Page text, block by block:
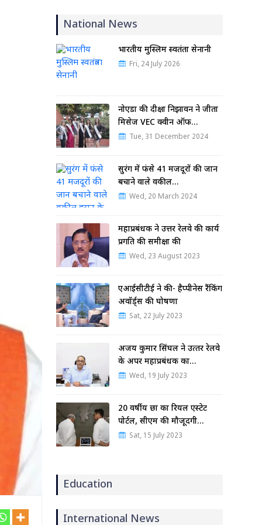
National News
भारतीय मुस्लिम स्वतंत्रता सेनानी
Fri, 24 July 2026
नोएडा की दीक्षा निझावन ने जीता
मिसेज VEC क्वीन ऑफ…
Tue, 31 December 2024
सुरंग में फंसे 41 मजदूरों की जान
बचाने वाले वकील…
Wed, 20 March 2024
महाप्रबंधक ने उत्तर रेलवे की कार्य
प्रगति की समीक्षा की
Wed, 23 August 2023
एआईसीटीई ने की- हैप्पीनेस रैंकिंग
अवॉर्ड्स की घोषणा
Sat, 22 July 2023
अजय कुमार सिंघल ने उत्‍तर रेलवे
के अपर महाप्रबंधक का…
Wed, 19 July 2023
20 वर्षीय छात्र का रियल एस्टेट
पोर्टल, सीएम की मौजूदगी…
Sat, 15 July 2023
Education
International News